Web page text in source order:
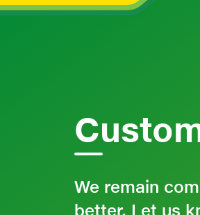
We remain
better. Let us